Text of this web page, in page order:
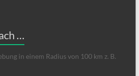
…
in einem Radius von 100 km z. B.